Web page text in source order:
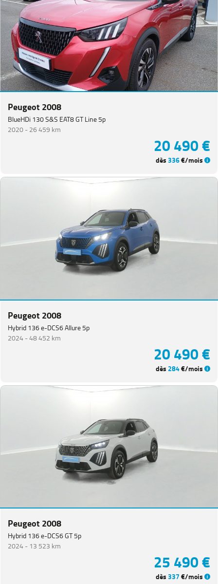
Peugeot 2008
BlueHDi 130 S&S EAT8 GT Line 5p
2020 -26 459 km
20 490 €
dès336€/mois
Peugeot 2008
Hybrid 136 e-DCS6 Allure 5p
2024 -48 452 km
20 490 €
dès 284€/mois
Peugeot 2008
Hybrid 136 e-DCS6 GT 5p
2024 - 13 523 km
25 490 €
dès337€/mois